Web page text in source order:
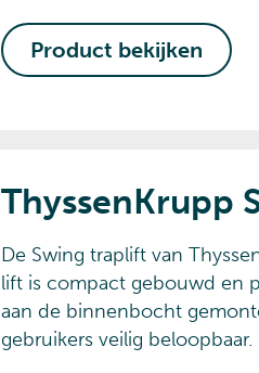
Product bekijken
ThyssenKrupp
De Swing traplift van
lift is compact gebouwd en
aan de binnenbocht
gebruikers veilig beloopbaar.